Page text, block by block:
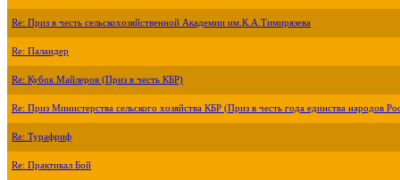
Re: Приз в честь сельскохозяйственной Академии им.К.А.Тимирязева
Re: Паландер
Re: Кубок Майлеров (Приз в честь КБР)
Re: Приз Министерства сельского хозяйства КБР (Приз в честь года единства народов
Re: Турафриф
Re: Практикал Бой